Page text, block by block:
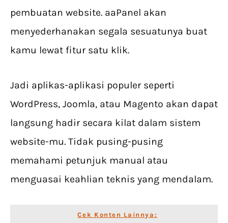
pembuatan website. aaPanel akan
menyederhanakan segala sesuatunya buat
kamu lewat fitur satu klik.
Jadi aplikas-aplikasi populer seperti
WordPress, Joomla, atau Magento akan dapat
langsung hadir secara kilat dalam sistem
website-mu. Tidak pusing-pusing
memahami petunjuk manual atau
menguasai keahlian teknis yang mendalam.
Cek Konten Lainnya: